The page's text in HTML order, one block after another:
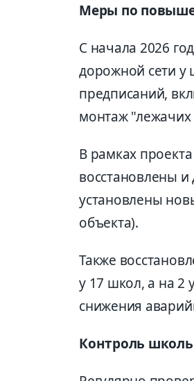
Меры по
С начала 2026
дорожной сети у
предписаний,
монтаж "лежачих
В рамках
восстановлены
установлены
объекта).
Также
у 17 школ, а на 2
снижения
Контроль